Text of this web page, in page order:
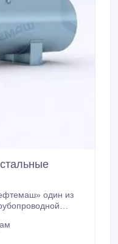
один из
в